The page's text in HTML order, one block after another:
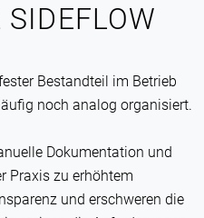
Bestandteil im Betrieb
noch analog organisiert.
Dokumentation und
Praxis zu erhöhtem
und erschweren die